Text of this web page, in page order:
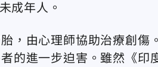
成年人。
，由心理師協助治療創傷
的進一步迫害。雖然《印